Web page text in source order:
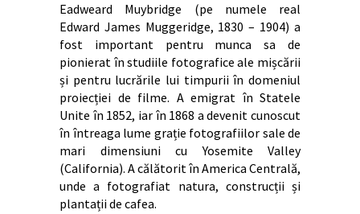
Eadweard Muybridge (pe numele real
Edward James Muggeridge, 1830 – 1904) a
fost important pentru munca sa de
pionierat în studiile fotografice ale mișcării
și pentru lucrările lui timpurii în domeniul
proiecției de filme. A emigrat în Statele
Unite în 1852, iar în 1868 a devenit cunoscut
în întreaga lume grație fotografiilor sale de
mari dimensiuni cu Yosemite Valley
(California). A călătorit în America Centrală,
unde a fotografiat natura, construcții și
plantații de cafea.